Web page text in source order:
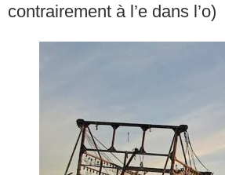
contrairement à l’e dans l’o)